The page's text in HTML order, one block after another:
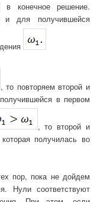
конечное решение.
и для получившейся
, то повторяем второй и
в первом
, то второй и
получилась во
пор, пока не дойдем
Нули соответствуют